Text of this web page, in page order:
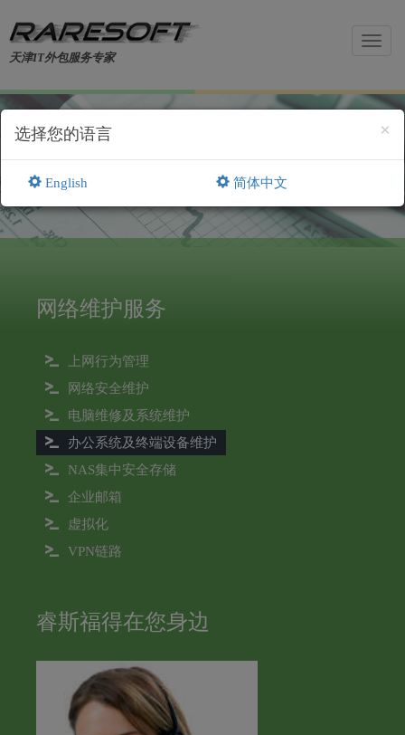
天津IT外包服务专家
办公系统及终端设备维护
网络维护服务
上网行为管理
网络安全维护
电脑维修及系统维护
办公系统及终端设备维护
NAS集中安全存储
企业邮箱
虚拟化
VPN链路
睿斯福得在您身边
×
选择您的语言
English 简体中文